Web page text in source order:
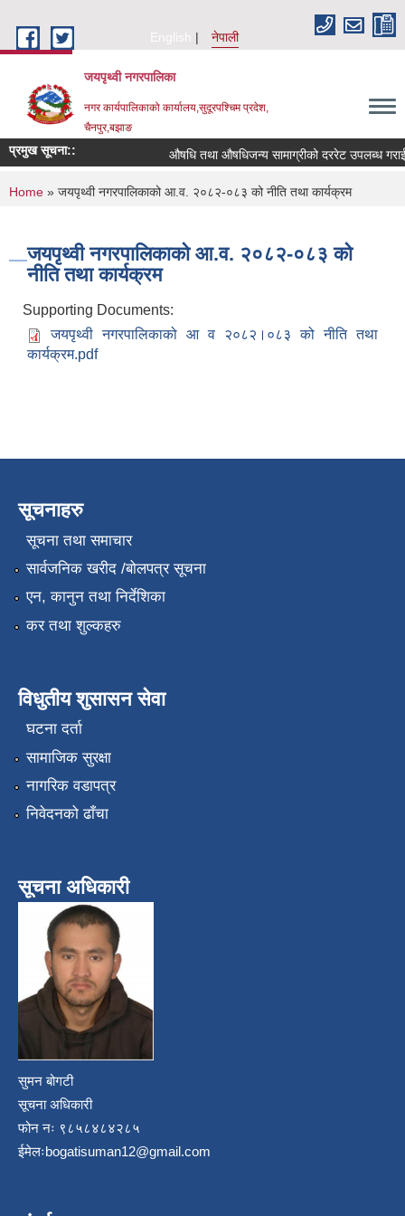
English
नेपाली
जयपृथ्वी नगरपालिका
नगर कार्यपालिकाको कार्यालय,सुदूरपश्चिम प्रदेश,
चैनपुर,बझाङ
प्रमुख सूचना:: औषधि तथा औषधिजन्य सामाग्रीको दररेट उपलब्ध
You are here
Home » जयपृथ्वी नगरपालिकाको आ.व. २०८२-०८३ को नीति तथा कार्यक्रम
जयपृथ्वी नगरपालिकाको आ.व. २०८२-०८३ को
नीति तथा कार्यक्रम
Supporting Documents:
जयपृथ्वी नगरपालिकाको आ व २०८२।०८३ को नीति तथा
कार्यक्रम.pdf
सूचनाहरु
सूचना तथा समाचार
सार्वजनिक खरीद /बोलपत्र सूचना
एन, कानुन तथा निर्देशिका
कर तथा शुल्कहरु
विधुतीय शुसासन सेवा
घटना दर्ता
सामाजिक सुरक्षा
नागरिक वडापत्र
निवेदनको ढाँचा
सूचना अधिकारी
सुमन बोगटी
सूचना अधिकारी
फोन नः ९८५८४८४२८५
ईमेलःbogatisuman12@gmail.com